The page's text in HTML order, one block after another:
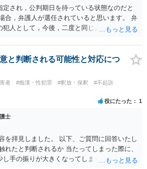
が犯人であるとされることはないのです。
は，大丈夫です。安心してください。それで
について 腕の動き，女性への向かい方をみ
出来事か，意図的に偶然を装うように触った
る瞬間ではなくて，触るまでの状況の方が重
いていたのであれば，そのときだけふらつ
せん。腕の振り方も，そのときだけ偶然大き
。ですから，本件では，意図的だと疑われ
その雰囲気は，当たってしまった女性にも
ですから大丈夫です。なお，故意は，主観
の映像で決められることはありません。本
）が実際の状況と矛盾しないかだけの話で
特定できませんから，逮捕や呼出の可能性は
いて ②がないので，③はそもそもないことが
なくて大丈夫です。 というわけで，本件は大
じような不安に襲われることがないように気
れが一番大事です。
され，公判期日を待っている状態なのだと
合，弁護人が選任されていると思います。 弁
犯人として，今後，二度と同じような犯罪を
ると思います。そして，書いた内容は，被告
ことになると思います。 裁判のためだけに記
しれませんが，「裁判において証拠として利
」と考えているのであれば，本件について証
る，弁護人の方と相談して書く内容を打ち
の観点では一番効果的だと思います。 適応
いますので，弁護人の方と相談してみまし
と判断される可能性と対応につ
者 #痴漢・性犯罪 #釈放・保釈
#不起訴
役にたった 1
士
を拝見しました。 以下、ご質問に回答いたし
たと判断されるか 当たってしまった際に、
し手の振りが大きくなってしまっていたこと